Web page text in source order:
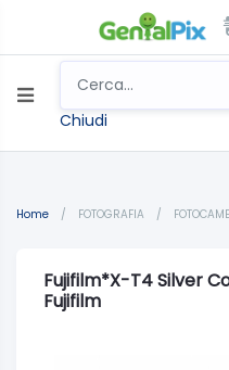
Chiudi
Home / FOTOGRAFIA /
Fujifilm*X-T4 Silver
Fujifilm